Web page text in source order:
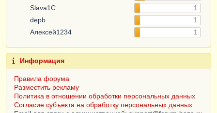
Slava1C
1
depb
1
Алексей1234
1
Информация
Правила форума
Разместить рекламу
Политика в отношении обработки персональных данных
Согласие субъекта на обработку персональных данных